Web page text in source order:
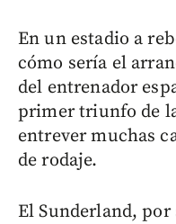
En un estadio a
cómo sería el
del entrenador
primer triunfo de
entrever muchas
de rodaje.
El Sunderland, por